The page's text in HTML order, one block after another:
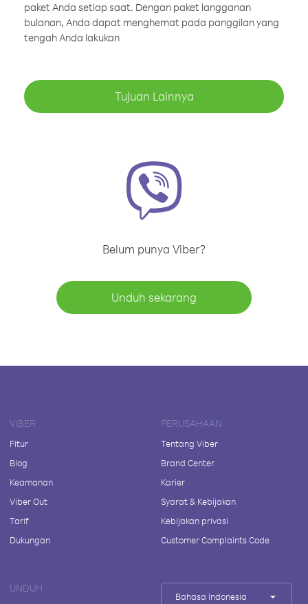
paket Anda setiap saat. Dengan paket langganan
bulanan, Anda dapat menghemat pada panggilan yang
tengah Anda lakukan
Tujuan Lainnya
Belum punya Viber?
Unduh sekarang
VIBER
Fitur
Blog
Keamanan
Viber Out
Tarif
Dukungan
PERUSAHAAN
Tentang Viber
Brand Center
Karier
Syarat & Kebijakan
Kebijakan privasi
Customer Complaints Code
UNDUH
Bahasa Indonesia